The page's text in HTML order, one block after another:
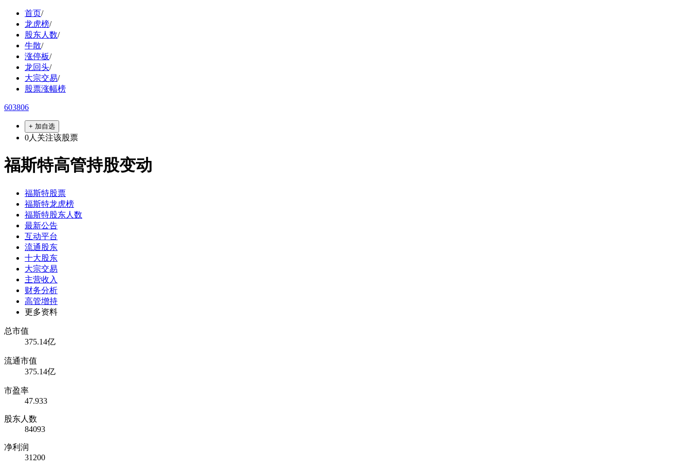
首页/
龙虎榜/
股东人数/
牛散/
涨停板/
龙回头/
大宗交易/
股票涨幅榜
603806
+ 加自选
0人关注该股票
福斯特高管持股变动
福斯特股票
福斯特龙虎榜
福斯特股东人数
最新公告
互动平台
流通股东
十大股东
大宗交易
主营收入
财务分析
高管增持
更多资料
总市值
375.14亿
流通市值
375.14亿
市盈率
47.933
股东人数
84093
净利润
31200